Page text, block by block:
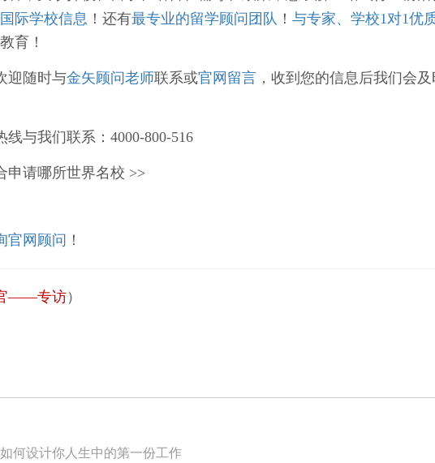
际学校信息 ！ 还有最专业的留学顾问团队 ！ 与专家、学校1对1优
育！
迎随时与金矢顾问老师联系或官网留言 ，收到您的信息后我们会
线与我们联系：4000-800-516
申请哪所世界名校 >>
官网顾问 ！
——专访）
何设计你人生中的第一份工作